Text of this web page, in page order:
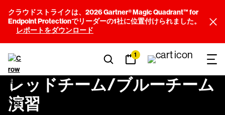
クラウドストライクは、2026 Gartner® Magic Quadrant™ for
Endpoint Protectionでリーダーの1社に位置付けられました。
レポートをダウンロード
1
レッドチーム/ブルーチーム
演習